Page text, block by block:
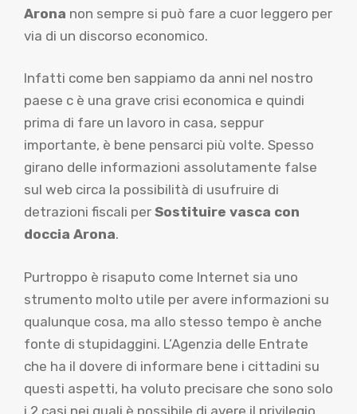
Arona non sempre si può fare a cuor leggero per
via di un discorso economico.
Infatti come ben sappiamo da anni nel nostro
paese c è una grave crisi economica e quindi
prima di fare un lavoro in casa, seppur
importante, è bene pensarci più volte. Spesso
girano delle informazioni assolutamente false
sul web circa la possibilità di usufruire di
detrazioni fiscali per Sostituire vasca con
doccia Arona.
Purtroppo è risaputo come Internet sia uno
strumento molto utile per avere informazioni su
qualunque cosa, ma allo stesso tempo è anche
fonte di stupidaggini. L’Agenzia delle Entrate
che ha il dovere di informare bene i cittadini su
questi aspetti, ha voluto precisare che sono solo
i 2 casi nei quali è possibile di avere il privilegio